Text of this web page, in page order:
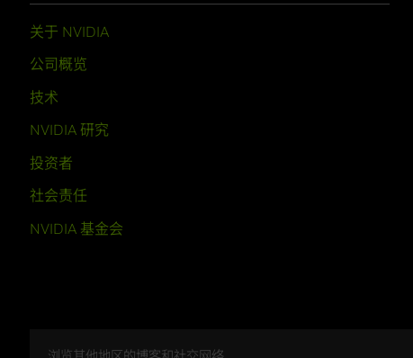
关于 NVIDIA
公司概览
技术
NVIDIA 研究
投资者
社会责任
NVIDIA 基金会